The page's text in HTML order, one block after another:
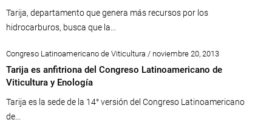
Tarija, departamento que genera más recursos por los
hidrocarburos, busca que la...
Congreso Latinoamericano de Viticultura / noviembre 20, 2013
Tarija es anfitriona del Congreso Latinoamericano de
Viticultura y Enología
Tarija es la sede de la 14° versión del Congreso Latinoamericano
de...